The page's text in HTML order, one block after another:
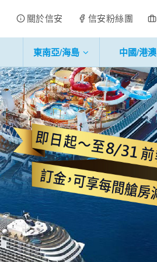
關於信安 信安粉絲團
東南亞/海島 中國/港澳